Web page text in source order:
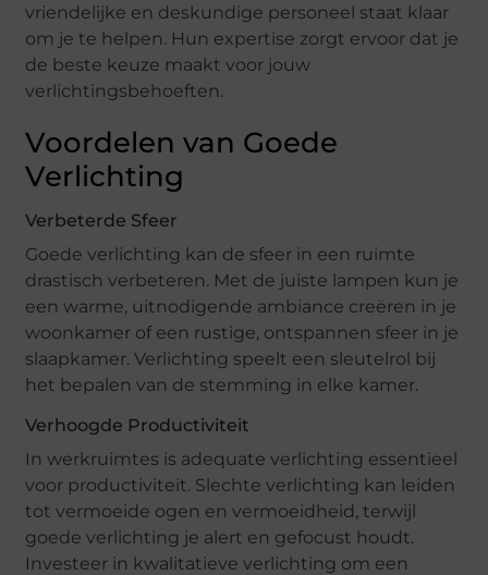
vriendelijke en deskundige personeel staat klaar
om je te helpen. Hun expertise zorgt ervoor dat je
de beste keuze maakt voor jouw
verlichtingsbehoeften.
Voordelen van Goede
Verlichting
Verbeterde Sfeer
Goede verlichting kan de sfeer in een ruimte
drastisch verbeteren. Met de juiste lampen kun je
een warme, uitnodigende ambiance creëren in je
woonkamer of een rustige, ontspannen sfeer in je
slaapkamer. Verlichting speelt een sleutelrol bij
het bepalen van de stemming in elke kamer.
Verhoogde Productiviteit
In werkruimtes is adequate verlichting essentieel
voor productiviteit. Slechte verlichting kan leiden
tot vermoeide ogen en vermoeidheid, terwijl
goede verlichting je alert en gefocust houdt.
Investeer in kwalitatieve verlichting om een